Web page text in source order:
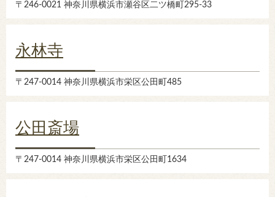
〒246-0021 神奈川県横浜市瀬谷区二ツ橋町295-33
永林寺
〒247-0014 神奈川県横浜市栄区公田町485
公田斎場
〒247-0014 神奈川県横浜市栄区公田町1634